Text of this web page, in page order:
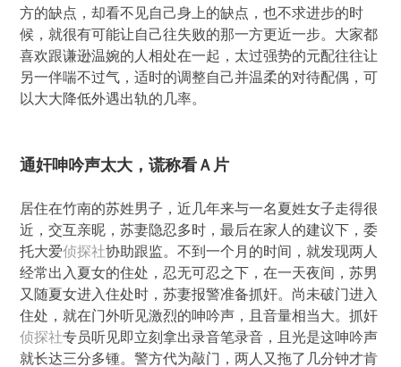
方的缺点，却看不见自己身上的缺点，也不求进步的时
候，就很有可能让自己往失败的那一方更近一步。大家都
喜欢跟谦逊温婉的人相处在一起，太过强势的元配往往让
另一伴喘不过气，适时的调整自己并温柔的对待配偶，可
以大大降低外遇出轨的几率。
通奸呻吟声太大，谎称看Ａ片
居住在竹南的苏姓男子，近几年来与一名夏姓女子走得很
近，交互亲昵，苏妻隐忍多时，最后在家人的建议下，委
托大爱侦探社协助跟监。不到一个月的时间，就发现两人
经常出入夏女的住处，忍无可忍之下，在一天夜间，苏男
又随夏女进入住处时，苏妻报警准备抓奸。尚未破门进入
住处，就在门外听见激烈的呻吟声，且音量相当大。抓奸
侦探社专员听见即立刻拿出录音笔录音，且光是这呻吟声
就长达三分多锺。警方代为敲门，两人又拖了几分钟才肯